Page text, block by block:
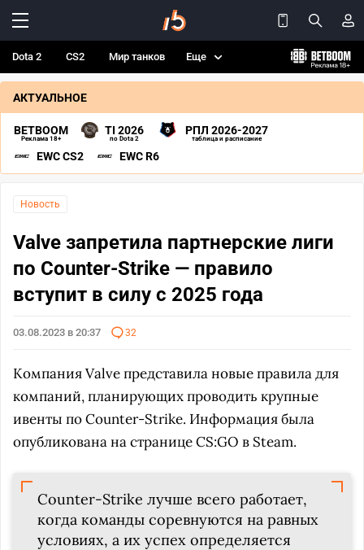
Dota 2 CS2 Мир танков Еще
АКТУАЛЬНОЕ
BETBOOM
Реклама 18+
TI 2026
по Dota 2
РПЛ 2026-2027
таблица и расписание
EWC CS2 EWC R6
Новость
Valve запретила партнерские лиги
по Counter-Strike — правило
вступит в силу с 2025 года
03.08.2023 в 20:37 32
Компания Valve представила новые правила для
компаний, планирующих проводить крупные
ивенты по Counter-Strike. Информация была
опубликована на странице CS:GO в Steam.
Counter-Strike лучше всего работает,
когда команды соревнуются на равных
условиях, а их успех определяется